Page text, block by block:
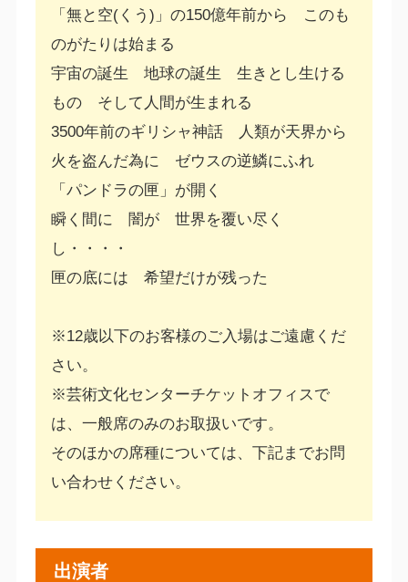
「無と空(くう)」の150億年前から このも
のがたりは始まる
宇宙の誕生 地球の誕生 生きとし生ける
もの そして人間が生まれる
3500年前のギリシャ神話 人類が天界から
火を盗んだ為に ゼウスの逆鱗にふれ
「パンドラの匣」が開く
瞬く間に 闇が 世界を覆い尽く
し・・・・
匣の底には 希望だけが残った
※12歳以下のお客様のご入場はご遠慮くだ
さい。
※芸術文化センターチケットオフィスで
は、一般席のみのお取扱いです。
そのほかの席種については、下記までお問
い合わせください。
出演者